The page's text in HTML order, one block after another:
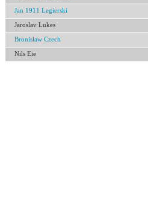
Jan 1911 Legierski
Jaroslav Lukes
Bronisław Czech
Nils Eie